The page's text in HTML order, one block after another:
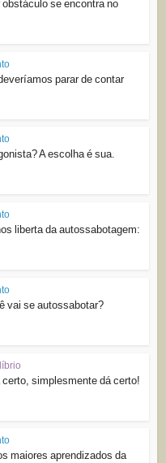
obstáculo se encontra no
parar de contar
A escolha é sua.
liberta da autossabotagem:
vai se autossabotar?
certo, simplesmente dá certo!
maiores aprendizados da